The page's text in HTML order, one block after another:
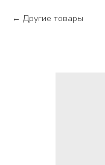
Другие товары